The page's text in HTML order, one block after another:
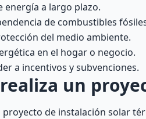
energía a largo plazo.
de combustibles
del medio ambiente.
en el hogar o negocio.
a incentivos y subvenciones.
realiza un
proyecto de instalación solar